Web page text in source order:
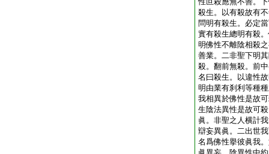
殺生。以有殺故有
問明有殺生。必定
實有殺生總明有殺
明佛性不離陰相殺
善業。二非聖下明
殺。翻前無殺。前
名曰殺生。以違性
明由業有刹利等種
我相異於佛性是故
生陰法異性是故可
眞。非聖之人横計
辯妄異眞。二出世
名爲佛性擧彼眞我